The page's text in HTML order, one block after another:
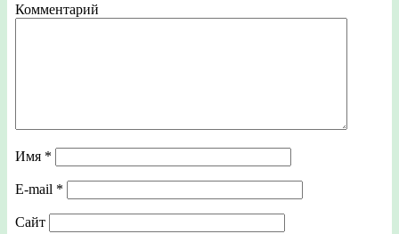
Комментарий
Имя *
E-mail *
Сайт